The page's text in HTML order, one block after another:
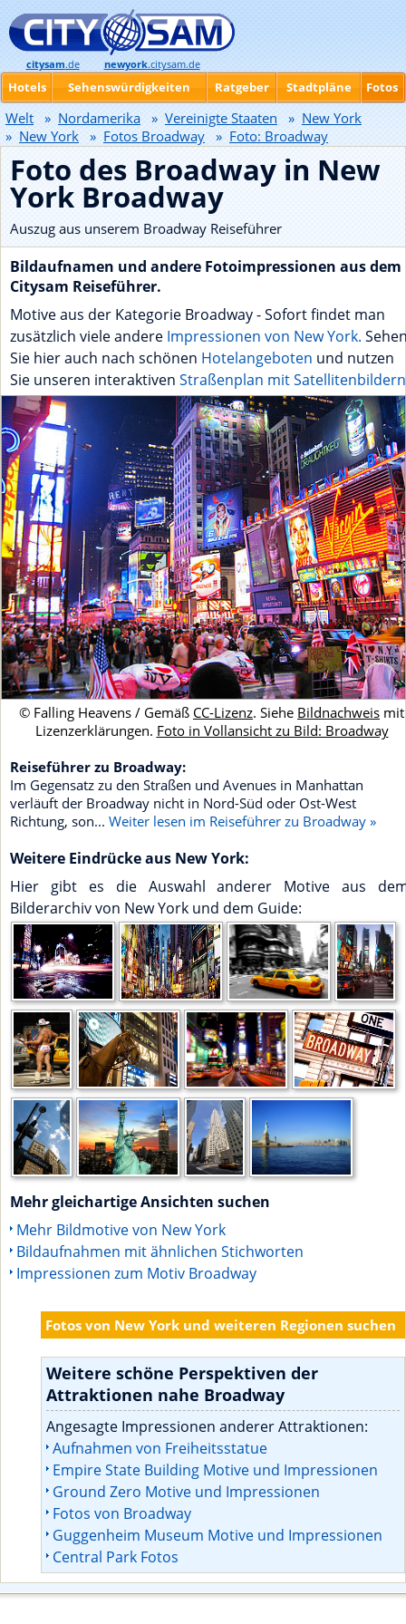
Foto des Broadway in New
York Broadway
Auszug aus unserem Broadway Reiseführer
Bildaufnamen und andere Fotoimpressionen aus dem
Citysam Reiseführer.
Motive aus der Kategorie Broadway - Sofort findet man
zusätzlich viele andere Impressionen von New York.
Sie hier auch nach schönen Hotelangeboten und nutzen
Sie unseren interaktiven Straßenplan mit Satellitenbildern
© Falling Heavens / Gemäß CC-Lizenz. Siehe Bildnachweis mit
Lizenzerklärungen. Foto in Vollansicht zu Bild: Broadway
Reiseführer zu Broadway:
Im Gegensatz zu den Straßen und Avenues in Manhattan
verläuft der Broadway nicht in Nord-Süd oder Ost-West
Richtung, son... Weiter lesen im Reiseführer zu Broadway »
Weitere Eindrücke aus New York:
Hier gibt es die Auswahl anderer Motive aus
Bilderarchiv von New York und dem Guide:
Mehr gleichartige Ansichten suchen
Mehr Bildmotive von New York
Bildaufnahmen mit ähnlichen Stichworten
Impressionen zum Motiv Broadway
Fotos von New York und weiteren Regionen suchen
Weitere schöne Perspektiven der
Attraktionen nahe Broadway
Angesagte Impressionen anderer Attraktionen:
Aufnahmen von Freiheitsstatue
Empire State Building Motive und Impressionen
Ground Zero Motive und Impressionen
Fotos von Broadway
Guggenheim Museum Motive und Impressionen
Central Park Fotos
citysam.de newyork.citysam.de
Hotels Sehenswürdigkeiten Ratgeber Stadtpläne Fotos
Welt » Nordamerika » Vereinigte Staaten » New York
» New York » Fotos Broadway » Foto: Broadway